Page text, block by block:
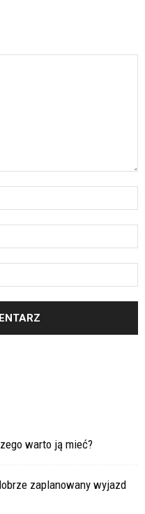
warto ją mieć?
zaplanowany wyjazd